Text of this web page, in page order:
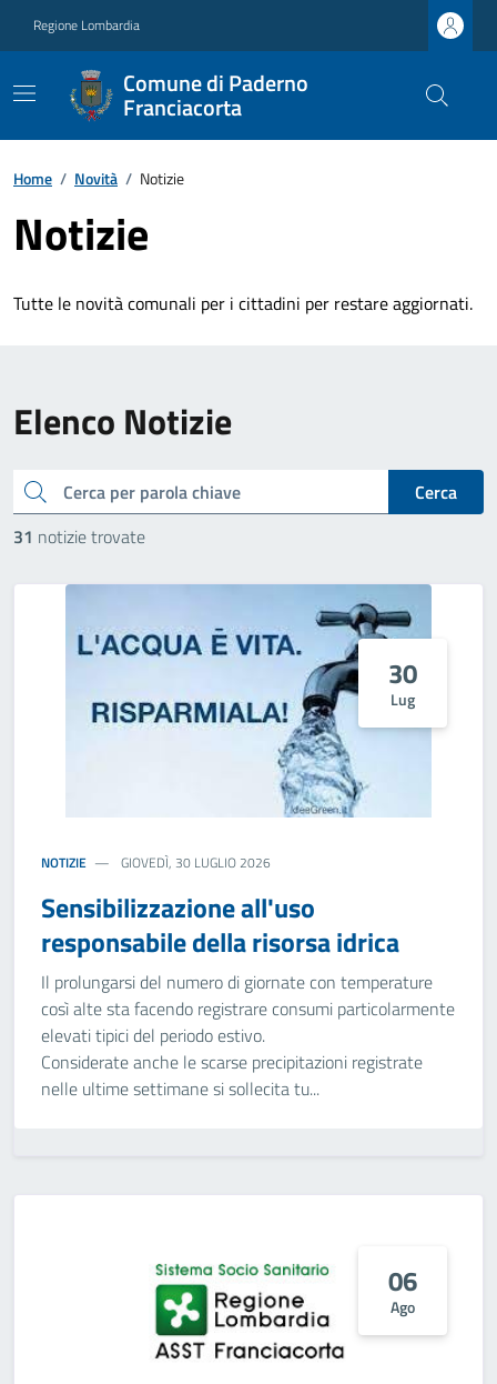
Regione Lombardia
Comune di Paderno
Franciacorta
Home / Novità / Notizie
Notizie
Tutte le novità comunali per i cittadini per restare aggiornati.
Elenco Notizie
cerca
Cerca
31 notizie trovate
30
Lug
NOTIZIE GIOVEDÌ, 30 LUGLIO 2026
Sensibilizzazione all'uso
responsabile della risorsa idrica
Il prolungarsi del numero di giornate con temperature
così alte sta facendo registrare consumi particolarmente
elevati tipici del periodo estivo.
Considerate anche le scarse precipitazioni registrate
nelle ultime settimane si sollecita tu...
06
Ago